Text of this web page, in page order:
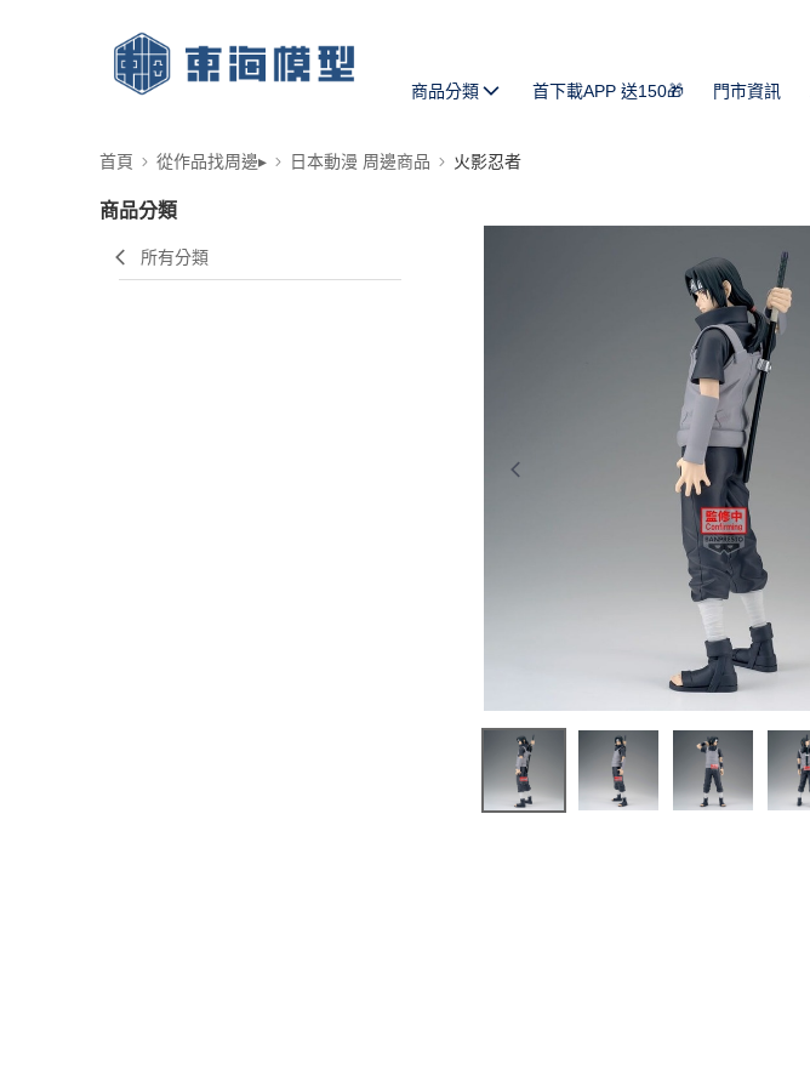
商品分類 首下載APP 送150🎁 門市資訊
首頁 從作品找周邊▸ 日本動漫 周邊商品 火影忍者
商品分類
所有分類